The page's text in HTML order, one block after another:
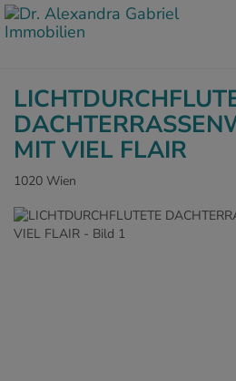
MIT VIEL FLAIR
1020 Wien